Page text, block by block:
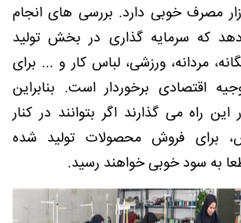
مصرف خوبی دارد. بررسی های انجام
که سرمایه گذاری در بخش تولید
مردانه، ورزشی، لباس کار و ... برای
اقتصادی برخوردار است. بنابراین
راه می گذارند اگر بتوانند در کنار
برای فروش محصولات تولید شده
به سود خوبی خواهند رسید.